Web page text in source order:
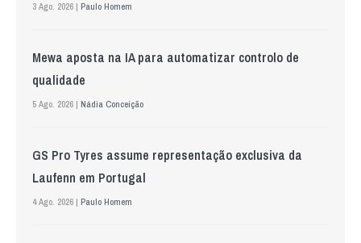
3 Ago. 2026 | Paulo Homem
Mewa aposta na IA para automatizar controlo de
qualidade
5 Ago. 2026 | Nádia Conceição
GS Pro Tyres assume representação exclusiva da
Laufenn em Portugal
4 Ago. 2026 | Paulo Homem